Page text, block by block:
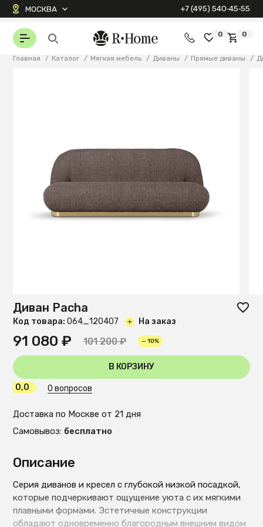
МОСКВА +7 (495) 540‑45‑55
0 0
Главная / Каталог / Мягкая мебель / Диваны / Прямые диваны /
Описание
Серия диванов и кресел с глубокой низкой посадкой,
которые подчеркивают ощущение уюта с их мягкими
плавными формами. Эстетичные конструкции
обладают одновременно благородным внешним видом
Диван Pacha
Код товара: O64_120407 На заказ
91 080 ₽ 101 200 ₽ — 10%
В КОРЗИНУ
0,0 0 вопросов
Доставка по Москве от 21 дня
Самовывоз: бесплатно